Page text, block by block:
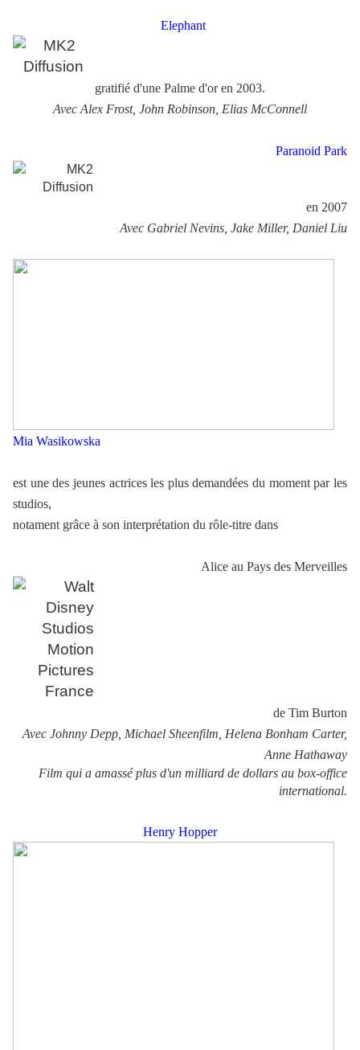
Elephant
gratifié d'une Palme d'or en 2003.
Avec Alex Frost, John Robinson, Elias McConnell
Paranoid Park
en 2007
Avec Gabriel Nevins, Jake Miller, Daniel Liu
Mia Wasikowska
est une des jeunes actrices les plus demandées du moment par les
studios,
notament grâce à son interprétation du rôle-titre dans
Alice au Pays des Merveilles
de Tim Burton
Avec Johnny Depp, Michael Sheenfilm, Helena Bonham Carter,
Anne Hathaway
Film qui a amassé plus d'un milliard de dollars au box-office
international.
Henry Hopper